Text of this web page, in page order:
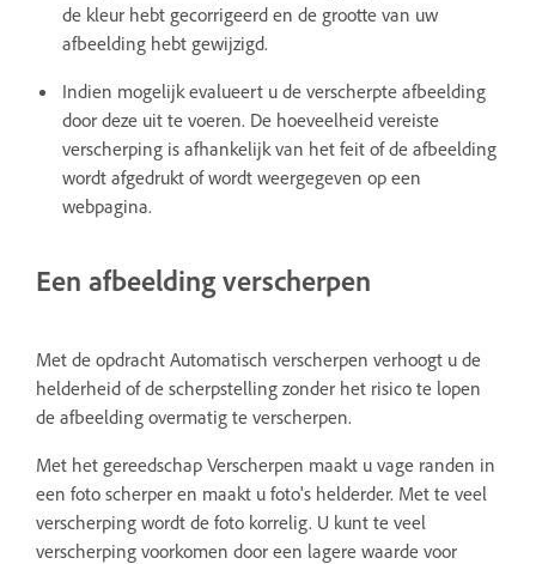
de kleur hebt gecorrigeerd en de grootte van uw
afbeelding hebt gewijzigd.
Indien mogelijk evalueert u de verscherpte afbeelding
door deze uit te voeren. De hoeveelheid vereiste
verscherping is afhankelijk van het feit of de afbeelding
wordt afgedrukt of wordt weergegeven op een
webpagina.
Een afbeelding verscherpen
Met de opdracht Automatisch verscherpen verhoogt u de
helderheid of de scherpstelling zonder het risico te lopen
de afbeelding overmatig te verscherpen.
Met het gereedschap Verscherpen maakt u vage randen in
een foto scherper en maakt u foto's helderder. Met te veel
verscherping wordt de foto korrelig. U kunt te veel
verscherping voorkomen door een lagere waarde voor